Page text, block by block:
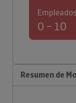
Empleados
0 – 10
Resumen de